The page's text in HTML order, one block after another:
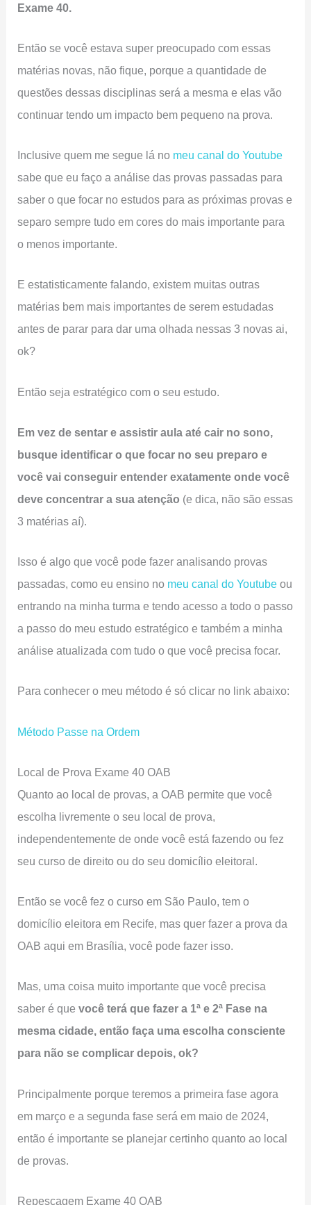
Exame 40.
Então se você estava super preocupado com essas
matérias novas, não fique, porque a quantidade de
questões dessas disciplinas será a mesma e elas vão
continuar tendo um impacto bem pequeno na prova.
Inclusive quem me segue lá no meu canal do Youtube
sabe que eu faço a análise das provas passadas para
saber o que focar no estudos para as próximas provas e
separo sempre tudo em cores do mais importante para
o menos importante.
E estatisticamente falando, existem muitas outras
matérias bem mais importantes de serem estudadas
antes de parar para dar uma olhada nessas 3 novas ai,
ok?
Então seja estratégico com o seu estudo.
Em vez de sentar e assistir aula até cair no sono,
busque identificar o que focar no seu preparo e
você vai conseguir entender exatamente onde você
deve concentrar a sua atenção (e dica, não são essas
3 matérias aí).
Isso é algo que você pode fazer analisando provas
passadas, como eu ensino no meu canal do Youtube ou
entrando na minha turma e tendo acesso a todo o passo
a passo do meu estudo estratégico e também a minha
análise atualizada com tudo o que você precisa focar.
Para conhecer o meu método é só clicar no link abaixo:
Método Passe na Ordem
Local de Prova Exame 40 OAB
Quanto ao local de provas, a OAB permite que você
escolha livremente o seu local de prova,
independentemente de onde você está fazendo ou fez
seu curso de direito ou do seu domicílio eleitoral.
Então se você fez o curso em São Paulo, tem o
domicílio eleitora em Recife, mas quer fazer a prova da
OAB aqui em Brasília, você pode fazer isso.
Mas, uma coisa muito importante que você precisa
saber é quevocê terá que fazer a 1ª e 2ª Fase na
mesma cidade, então faça uma escolha consciente
para não se complicar depois, ok?
Principalmente porque teremos a primeira fase agora
em março e a segunda fase será em maio de 2024,
então é importante se planejar certinho quanto ao local
de provas.
Repescagem Exame 40 OAB